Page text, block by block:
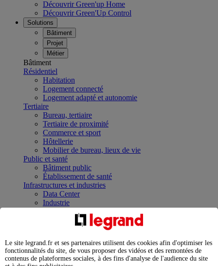
Découvrir Green'up Home
Découvrir Green'Up Control
Solutions
Bâtiment
Projet
Métier
Bâtiment
Résidentiel
Habitation
Logement connecté
Logement adapté et autonomie
Tertiaire
Bureau, tertiaire
Tertiaire de proximité
Commerce et sport
Hôtellerie
Mobilier de bureau, lieux de vie
Public et santé
Bâtiment public
Établissement de santé
Infrastructures et industries
Data Center
Industrie
Infrastructures
Contrôler et planifier le fonctionnement des appareils
Répartir et optimiser son tableau électrique
Legrand Data Center Solutions : concentrer les
expertises au service de vos performances
Le site legrand.fr et ses partenaires utilisent des cookies afin d'optimiser les
fonctionnalités du site, de vous proposer des vidéos et des remontées de
contenus de plateformes sociales, à des fins d'analyse de l'audience du site